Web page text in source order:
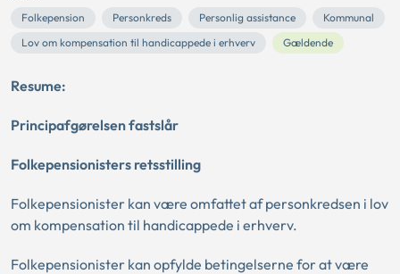
Folkepension Personkreds Personlig assistance
Kommunal
Lov om kompensation til handicappede i erhverv
Gældende
Resume:
Principafgørelsen fastslår
Folkepensionisters retsstilling
Folkepensionister kan være omfattet af personkredsen i lov
om kompensation til handicappede i erhverv.
Folkepensionister kan opfylde betingelserne for at være